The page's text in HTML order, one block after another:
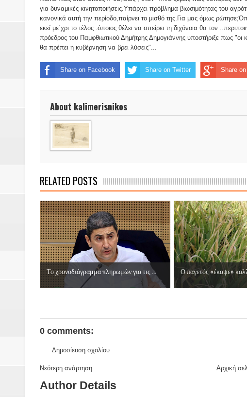
Βάιος Γκανής Δομοκός : Δύο μήνες μετά
Επικύρωση των αποτελεσμάτων των
ΔΙΑΚΟΠΕΣ ΡΕΥΜΑΤΟΣ ΣΤΗΝ ΔΕΗ
ΤΟ ΙΕΡΟ ΤΗΣ ΘΕΑΣ ΔΗΜΗΤΡΑΣ ΣΤΗΝ
για δυναμικές κινητοποιήσεις.Υπάρχει πρόβλημα βιωσιμότητας του
κανονικά αυτή την περίοδο,παίρνει το μισθό της.Για μας όμως
εκεί με΄χρι το τέλος .όποιος θέλει να σπείρει τη διχόνοια θα τον
πρόεδρος του Παμφθιωτικού Δημήτρης Δημογιάννης υποστήριξε πως "οι
θα πρέπει η κυβέρνηση να βρει λύσεις"...
Share on Facebook Share on Twitter Share
About kalimerisnikos
RELATED POSTS
Το χρονοδιάγραμμα πληρωμών για τις ... Ο παγετός «έκαψε»
0 comments:
Δημοσίευση σχολίου
Νεότερη ανάρτηση Αρχική
Author Details